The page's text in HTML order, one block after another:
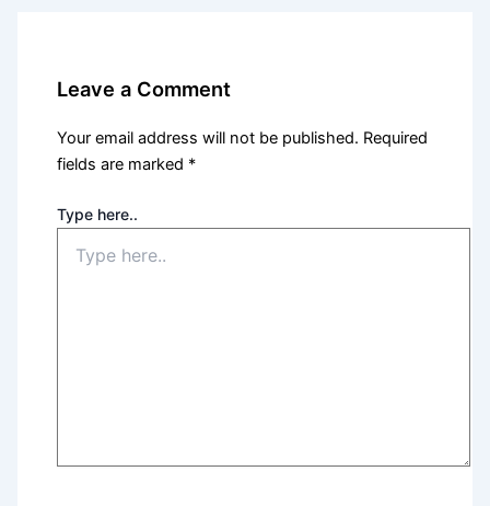
Leave a Comment
Your email address will not be published. Required
fields are marked *
Type here..